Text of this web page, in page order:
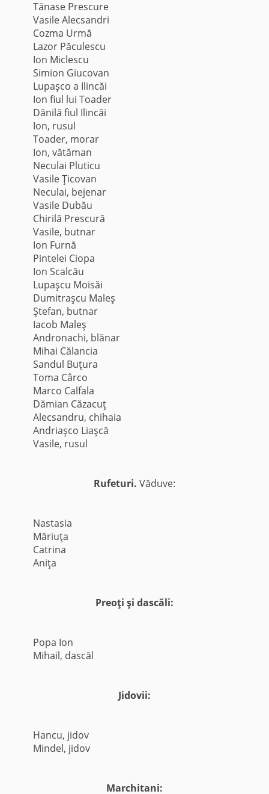
Tănase Prescure
Vasile Alecsandri
Cozma Urmă
Lazor Păculescu
Ion Miclescu
Simion Giucovan
Lupaşco a Ilincăi
Ion fiul lui Toader
Dănilă fiul Ilincăi
Ion, rusul
Toader, morar
Ion, vătăman
Neculai Pluticu
Vasile Ţicovan
Neculai, bejenar
Vasile Dubău
Chirilă Prescură
Vasile, butnar
Ion Furnă
Pintelei Ciopa
Ion Scalcău
Lupaşcu Moisăi
Dumitraşcu Maleş
Ştefan, butnar
Iacob Maleş
Andronachi, blănar
Mihai Călancia
Sandul Buţura
Toma Cârco
Marco Calfala
Dămian Căzacuţ
Alecsandru, chihaia
Andriaşco Liaşcă
Vasile, rusul
Rufeturi. Văduve:
Nastasia
Măriuţa
Catrina
Aniţa
Preoţi şi dascăli:
Popa Ion
Mihail, dascăl
Jidovii:
Hancu, jidov
Mindel, jidov
Marchitani: